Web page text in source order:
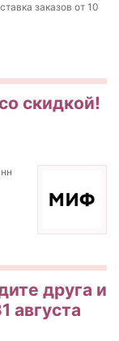
заказов от 10
скидкой!
друга и
августа